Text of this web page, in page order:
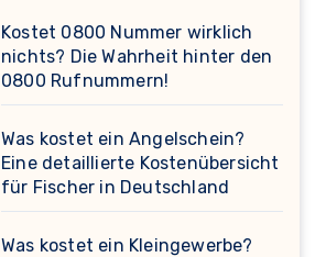
Kostet 0800 Nummer wirklich
nichts? Die Wahrheit hinter den
0800 Rufnummern!
Was kostet ein Angelschein?
Eine detaillierte Kostenübersicht
für Fischer in Deutschland
Was kostet ein Kleingewerbe?